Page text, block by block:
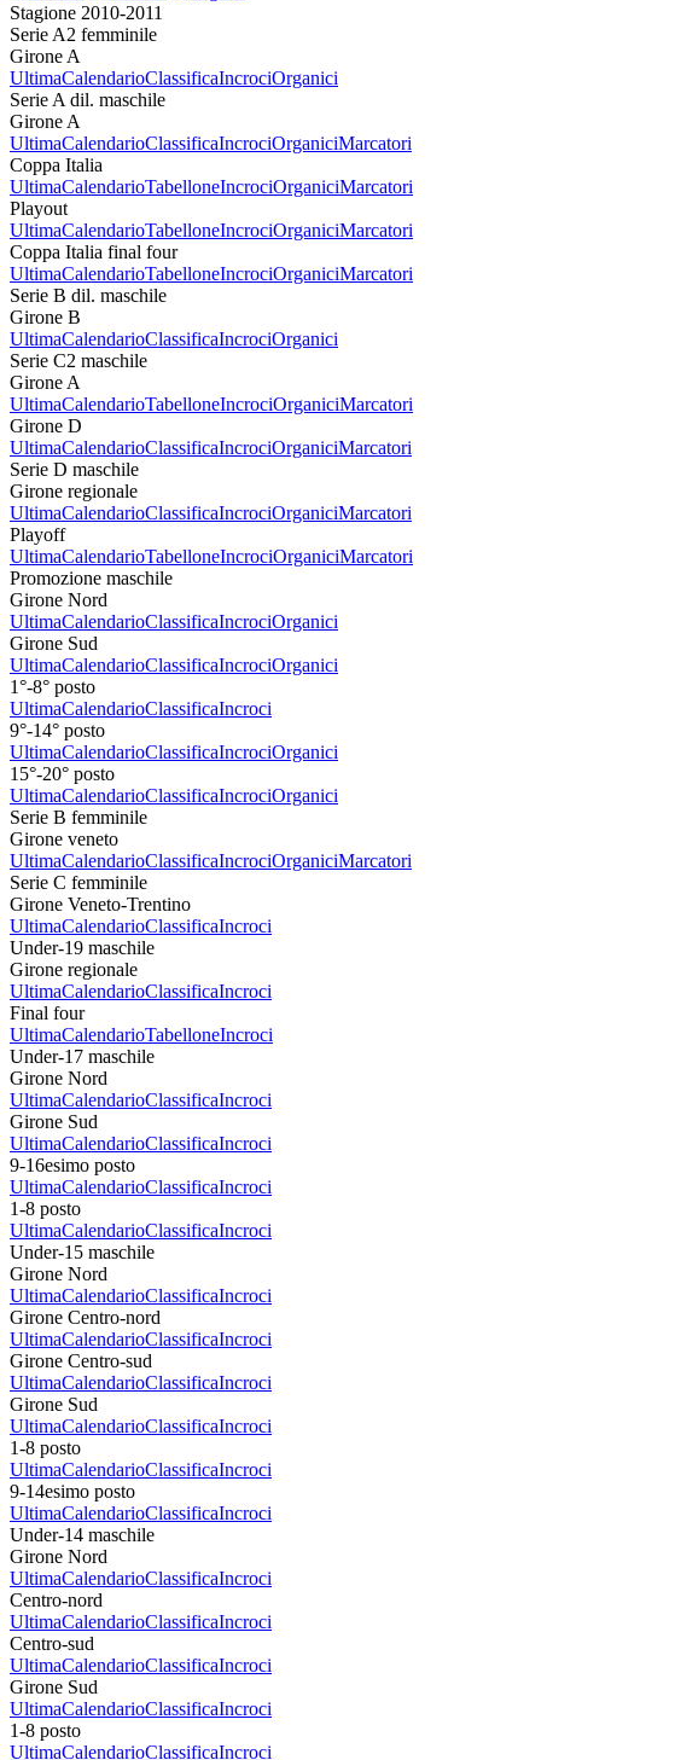
Stagione 2010-2011
Serie A2 femminile
Girone A
UltimaCalendarioClassificaIncrociOrganici
Serie A dil. maschile
Girone A
UltimaCalendarioClassificaIncrociOrganiciMarcatori
Coppa Italia
UltimaCalendarioTabelloneIncrociOrganiciMarcatori
Playout
UltimaCalendarioTabelloneIncrociOrganiciMarcatori
Coppa Italia final four
UltimaCalendarioTabelloneIncrociOrganiciMarcatori
Serie B dil. maschile
Girone B
UltimaCalendarioClassificaIncrociOrganici
Serie C2 maschile
Girone A
UltimaCalendarioTabelloneIncrociOrganiciMarcatori
Girone D
UltimaCalendarioClassificaIncrociOrganiciMarcatori
Serie D maschile
Girone regionale
UltimaCalendarioClassificaIncrociOrganiciMarcatori
Playoff
UltimaCalendarioTabelloneIncrociOrganiciMarcatori
Promozione maschile
Girone Nord
UltimaCalendarioClassificaIncrociOrganici
Girone Sud
UltimaCalendarioClassificaIncrociOrganici
1°-8° posto
UltimaCalendarioClassificaIncroci
9°-14° posto
UltimaCalendarioClassificaIncrociOrganici
15°-20° posto
UltimaCalendarioClassificaIncrociOrganici
Serie B femminile
Girone veneto
UltimaCalendarioClassificaIncrociOrganiciMarcatori
Serie C femminile
Girone Veneto-Trentino
UltimaCalendarioClassificaIncroci
Under-19 maschile
Girone regionale
UltimaCalendarioClassificaIncroci
Final four
UltimaCalendarioTabelloneIncroci
Under-17 maschile
Girone Nord
UltimaCalendarioClassificaIncroci
Girone Sud
UltimaCalendarioClassificaIncroci
9-16esimo posto
UltimaCalendarioClassificaIncroci
1-8 posto
UltimaCalendarioClassificaIncroci
Under-15 maschile
Girone Nord
UltimaCalendarioClassificaIncroci
Girone Centro-nord
UltimaCalendarioClassificaIncroci
Girone Centro-sud
UltimaCalendarioClassificaIncroci
Girone Sud
UltimaCalendarioClassificaIncroci
1-8 posto
UltimaCalendarioClassificaIncroci
9-14esimo posto
UltimaCalendarioClassificaIncroci
Under-14 maschile
Girone Nord
UltimaCalendarioClassificaIncroci
Centro-nord
UltimaCalendarioClassificaIncroci
Centro-sud
UltimaCalendarioClassificaIncroci
Girone Sud
UltimaCalendarioClassificaIncroci
1-8 posto
UltimaCalendarioClassificaIncroci